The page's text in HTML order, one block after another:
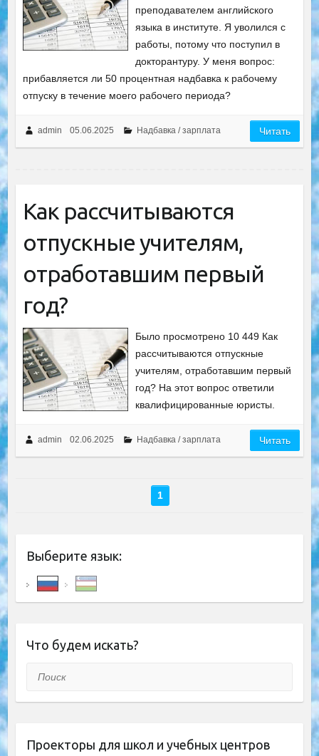
преподавателем английского
языка в институте. Я уволился с
работы, потому что поступил в
докторантуру. У меня вопрос:
прибавляется ли 50 процентная надбавка к рабочему
отпуску в течение моего рабочего периода?
admin 05.06.2025 Надбавка / зарплата Читать
Как рассчитываются
отпускные учителям,
отработавшим первый
год?
Было просмотрено 10 449 Как
рассчитываются отпускные
учителям, отработавшим первый
год? На этот вопрос ответили
квалифицированные юристы.
admin 02.06.2025 Надбавка / зарплата Читать
1
Выберите язык:
Что будем искать?
Поиск
Проекторы для школ и учебных центров